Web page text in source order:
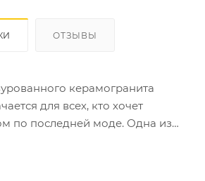
ОТЗЫВЫ
керамогранита
для всех, кто хочет
по последней моде. Одна из